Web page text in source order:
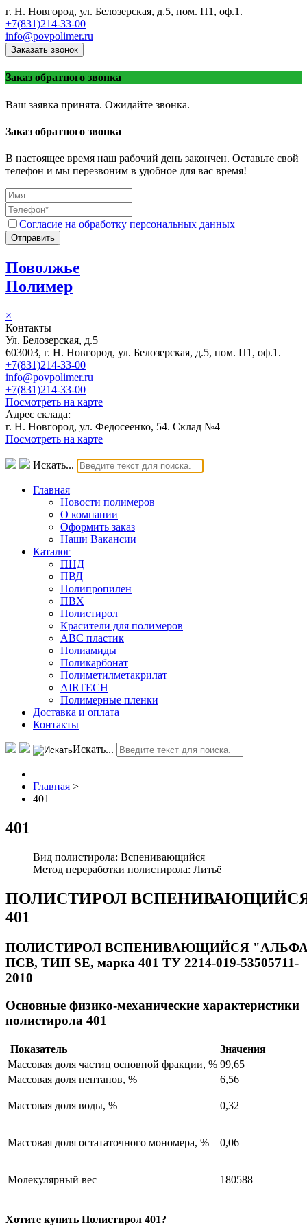
г. Н. Новгород, ул. Белозерская, д.5, пом. П1, оф.1.
+7(831)214-33-00
info@povpolimer.ru
Заказать звонок
Заказ обратного звонка
Ваш заявка принята. Ожидайте звонка.
Заказ обратного звонка
В настоящее время наш рабочий день закончен. Оставьте свой
телефон и мы перезвоним в удобное для вас время!
Согласие на обработку персональных данных
Отправить
Поволжье
Полимер
×
Контакты
Ул. Белозерская, д.5
603003, г. Н. Новгород, ул. Белозерская, д.5, пом. П1, оф.1.
+7(831)214-33-00
info@povpolimer.ru
+7(831)214-33-00
Посмотреть на карте
Адрес склада:
г. Н. Новгород, ул. Федосеенко, 54. Склад №4
Посмотреть на карте
Искать...
Главная
Новости полимеров
О компании
Оформить заказ
Наши Вакансии
Каталог
ПНД
ПВД
Полипропилен
ПВХ
Полистирол
Красители для полимеров
АВС пластик
Полиамиды
Поликарбонат
Полиметилметакрилат
AIRTECH
Полимерные пленки
Доставка и оплата
Контакты
Искать...
Главная >
401
401
Вид полистирола: Вспенивающийся
Метод переработки полистирола: Литьё
ПОЛИСТИРОЛ
401
ПОЛИСТИРОЛ ВСПЕНИВАЮЩИЙСЯ
ПСВ, ТИП SE, марка 401 ТУ 2214-019-53505711-
2010
Основные физико-механические характеристики
полистирола 401
Показатель
Значения
Массовая доля частиц основной фракции, % 99,65
Массовая доля пентанов, %
6,56
Массовая доля воды, % 0,32
Массовая доля остататочного мономера, % 0,06
Молекулярный вес 180588
Хотите купить Полистирол 401?